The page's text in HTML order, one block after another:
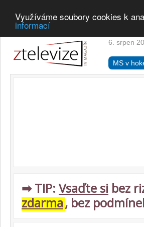
Využíváme soubory cookies k
informací
6. srpen
MS v
➡ TIP: Vsaďte si bez
zdarma, bez